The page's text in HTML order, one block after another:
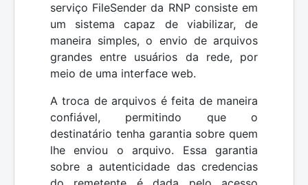
serviço FileSender da RNP consiste em
um sistema capaz de viabilizar, de
maneira simples, o envio de arquivos
grandes entre usuários da rede, por
meio de uma interface web.
A troca de arquivos é feita de maneira
confiável, permitindo que o
destinatário tenha garantia sobre quem
lhe enviou o arquivo. Essa garantia
sobre a autenticidade das credencias